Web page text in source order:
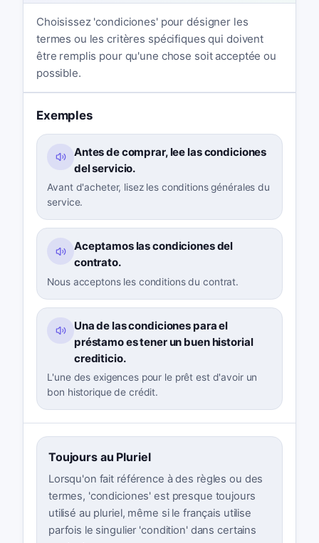
Choisissez 'condiciones' pour désigner les
termes ou les critères spécifiques qui doivent
être remplis pour qu'une chose soit acceptée ou
possible.
Exemples
Antes de comprar, lee las condiciones
del servicio.
Avant d'acheter, lisez les conditions générales du
service.
Aceptamos las condiciones del
contrato.
Nous acceptons les conditions du contrat.
Una de las condiciones para el
préstamo es tener un buen historial
crediticio.
L'une des exigences pour le prêt est d'avoir un
bon historique de crédit.
Toujours au Pluriel
Lorsqu'on fait référence à des règles ou des
termes, 'condiciones' est presque toujours
utilisé au pluriel, même si le français utilise
parfois le singulier 'condition' dans certains